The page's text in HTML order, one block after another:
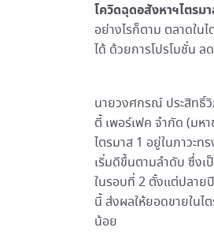
โควิดฉุดอสังหาฯไตรม
อย่างไรก็ตาม ตลาดใน
ได้ ด้วยการโปรโมชั่น
นายวงศกรณ์ ประสิทธิ์
ตี้ เพอร์เฟค จำกัด (มห
ไตรมาส 1 อยู่ในภาวะ
เริ่มดีขึ้นตามลำดับ ซึ่งเ
ในรอบที่ 2 ตั้งแต่ปลาย
นี้ ส่งผลให้ยอดขายในไ
น้อย